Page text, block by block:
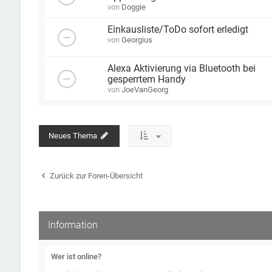
von Doggie
Einkausliste/ToDo sofort erledigt
von Georgius
Alexa Aktivierung via Bluetooth bei
gesperrtem Handy
von JoeVanGeorg
Neues Thema
Zurück zur Foren-Übersicht
Information
Wer ist online?